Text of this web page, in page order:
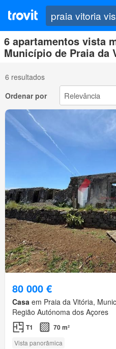
6 apartamentos vista
Município de Praia da
6 resultados
Ordenar por
80 000 €
Casa em Praia da Vitória,
Região Autónoma dos Açores
T1 70 m²
Vista panorâmica